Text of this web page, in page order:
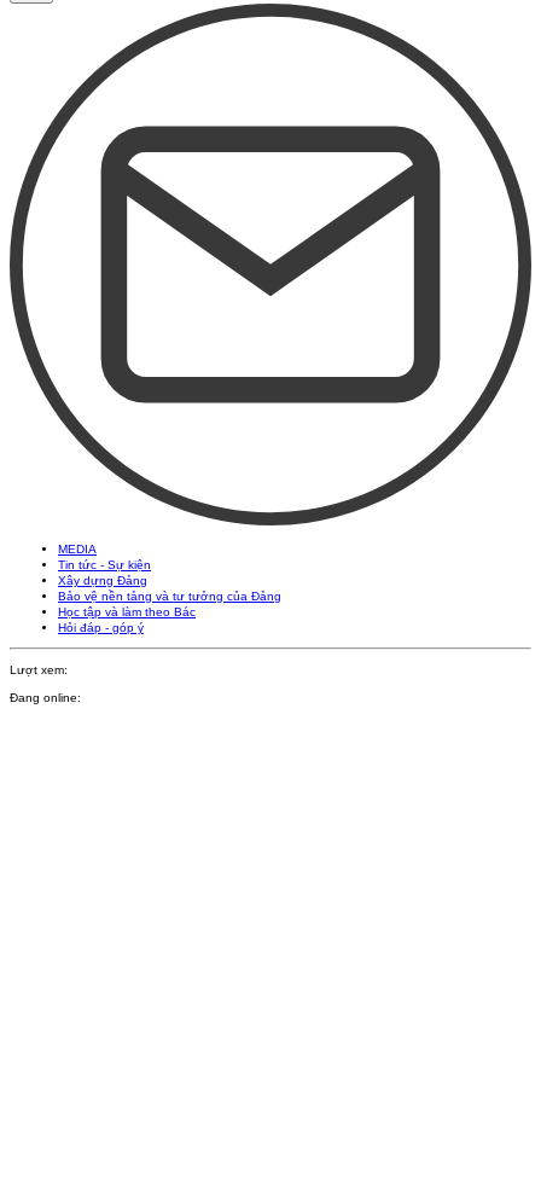
MEDIA
Tin tức - Sự kiện
Xây dựng Đảng
Bảo vệ nền tảng và tư tưởng của Đảng
Học tập và làm theo Bác
Hỏi đáp - góp ý
Lượt xem:
Đang online: